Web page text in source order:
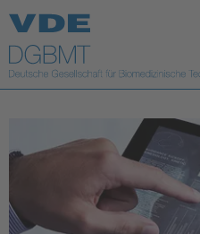
Top Themen
Fokusthemen
Energy
AI & Digital Trust